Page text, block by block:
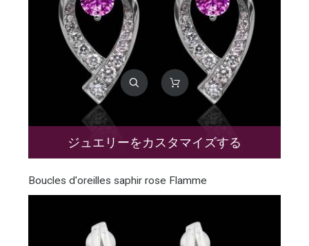
ジュエリーをカスタマイズする
Boucles d'oreilles saphir rose Flamme